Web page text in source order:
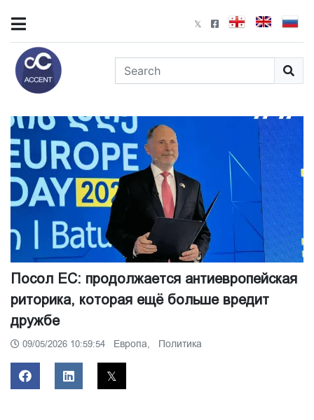
Посол ЕС: продолжается антиевропейская
риторика, которая ещё больше вредит
дружбе
09/05/2026 10:59:54 Европа, Политика